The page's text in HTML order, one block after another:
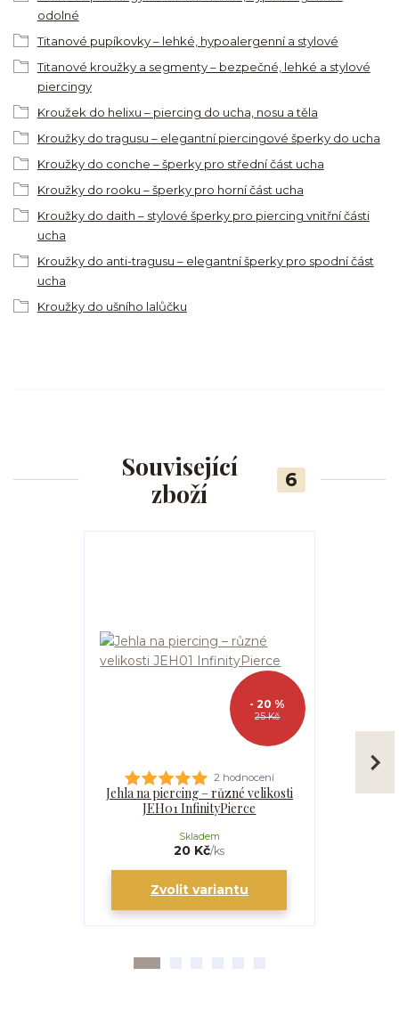
odolné
Titanové pupíkovky – lehké, hypoalergenní a stylové
Titanové kroužky a segmenty – bezpečné, lehké a stylové
piercingy
Kroužek do helixu – piercing do ucha, nosu a těla
Kroužky do tragusu – elegantní piercingové šperky do ucha
Kroužky do conche – šperky pro střední část ucha
Kroužky do rooku – šperky pro horní část ucha
Kroužky do daith – stylové šperky pro piercing vnitřní části
ucha
Kroužky do anti-tragusu – elegantní šperky pro spodní část
ucha
Kroužky do ušního lalůčku
Související
zboží
6
25 Kč
- 20 %
2 hodnocení
Jehla na piercing – různé velikosti
JEH01 InfinityPierce
20 Kč/ks
Skladem
Zvolit variantu